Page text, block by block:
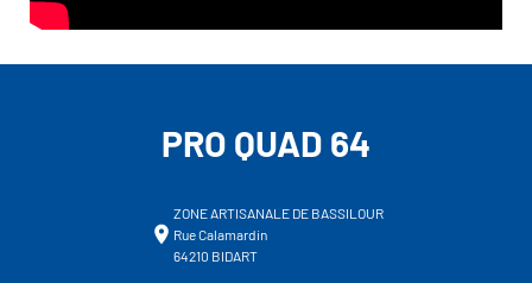
PRO QUAD 64
ZONE ARTISANALE DE BASSILOUR
Rue Calamardin
64210 BIDART